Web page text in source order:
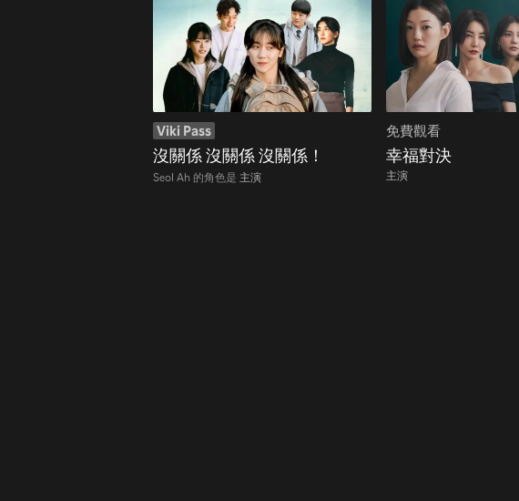
Viki Pass
沒關係 沒關係 沒關係！
Seol Ah 的角色是 主演
免費觀看
幸福對決
主演